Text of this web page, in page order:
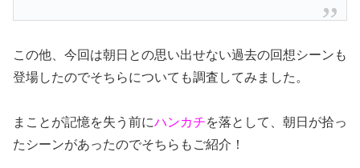
この他、今回は朝日との思い出せない過去の回想シーンも
登場したのでそちらについても調査してみました。
まことが記憶を失う前にハンカチを落として、朝日が拾っ
たシーンがあったのでそちらもご紹介！